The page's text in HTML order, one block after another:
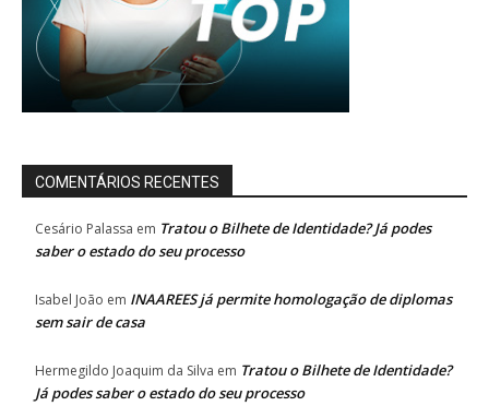
COMENTÁRIOS RECENTES
Cesário Palassa em Tratou o Bilhete de Identidade? Já podes
saber o estado do seu processo
Isabel João em INAAREES já permite homologação de diplomas
sem sair de casa
Hermegildo Joaquim da Silva em Tratou o Bilhete de Identidade?
Já podes saber o estado do seu processo